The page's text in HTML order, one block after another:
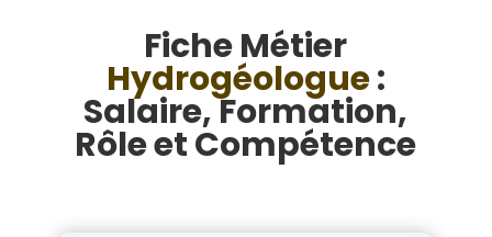
Fiche Métier
Hydrogéologue:
Salaire, Formation,
Rôle et Compétence